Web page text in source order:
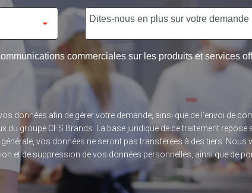
commerciales sur les produits et services
données afin de gérer votre demande, ainsi que de l’envoi de
groupe CFS Brands. La base juridique de ce traitement repose
vos données ne seront pas transférées à des tiers. Nous
et de suppression de vos données personnelles, ainsi que de